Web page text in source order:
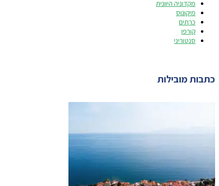
מקדוניה היוונית
מיקונוס
כרתים
קורפו
סנטוריני
כתבות מובילות